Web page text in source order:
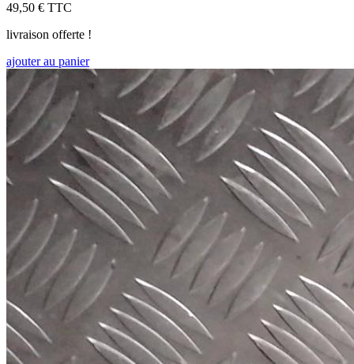
49,50 € TTC
livraison offerte !
ajouter au panier